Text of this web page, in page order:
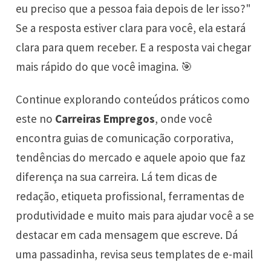
eu preciso que a pessoa faia depois de ler isso?"
Se a resposta estiver clara para você, ela estará
clara para quem receber. E a resposta vai chegar
mais rápido do que você imagina. 🎯
Continue explorando conteúdos práticos como
este no Carreiras Empregos, onde você
encontra guias de comunicação corporativa,
tendências do mercado e aquele apoio que faz
diferença na sua carreira. Lá tem dicas de
redação, etiqueta profissional, ferramentas de
produtividade e muito mais para ajudar você a se
destacar em cada mensagem que escreve. Dá
uma passadinha, revisa seus templates de e-mail